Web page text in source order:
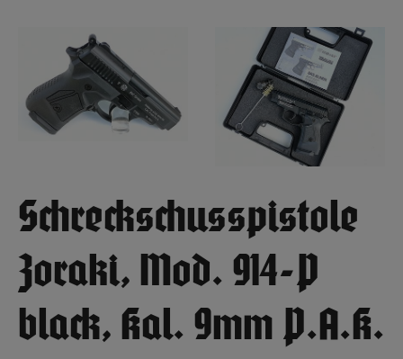
Schreckschusspistole
Zoraki, Mod. 914-P
black, Kal. 9mm P.A.K.